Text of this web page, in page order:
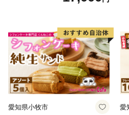
愛知県小牧市 愛